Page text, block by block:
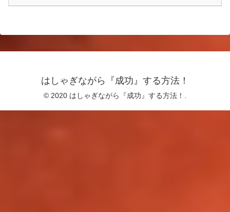
はしゃぎながら『成功』する方法！
© 2020 はしゃぎながら『成功』する方法！.